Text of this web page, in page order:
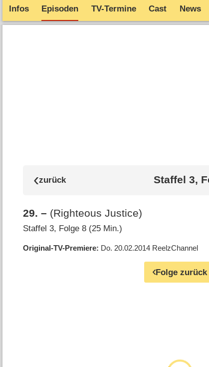
Infos Episoden TV-Termine Cast News
Staffel 3,
29.– (Righteous Justice)
Staffel 3, Folge 8 (25 Min.)
Original-TV-Premiere Do. 20.02.2014 ReelzChannel
Folge zurück